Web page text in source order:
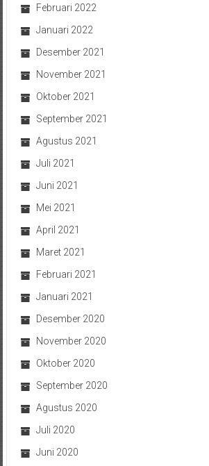
Februari 2022
Januari 2022
Desember 2021
November 2021
Oktober 2021
September 2021
Agustus 2021
Juli 2021
Juni 2021
Mei 2021
April 2021
Maret 2021
Februari 2021
Januari 2021
Desember 2020
November 2020
Oktober 2020
September 2020
Agustus 2020
Juli 2020
Juni 2020